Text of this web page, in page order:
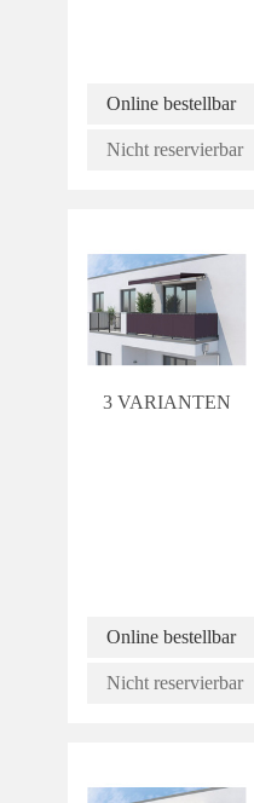
Online bestellbar
Nicht reservierbar
3 VARIANTEN
Online bestellbar
Nicht reservierbar